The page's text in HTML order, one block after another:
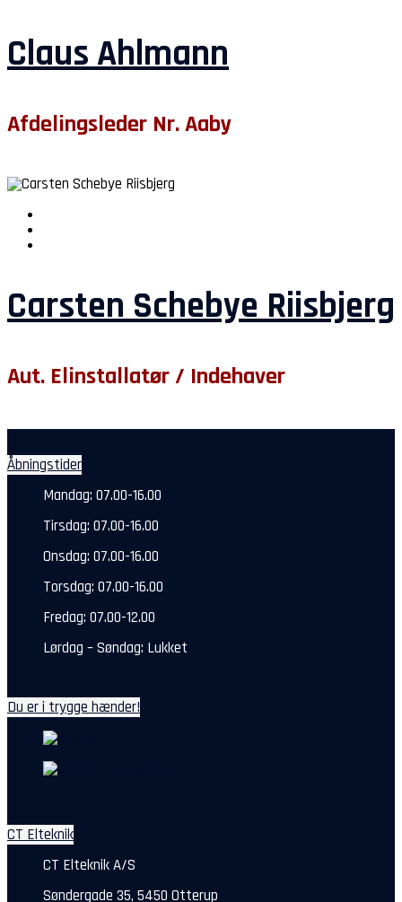
Claus Ahlmann
Afdelingsleder Nr. Aaby
Carsten Schebye Riisbjerg
Aut. Elinstallatør / Indehaver
Åbningstider
Mandag: 07.00-16.00
Tirsdag: 07.00-16.00
Onsdag: 07.00-16.00
Torsdag: 07.00-16.00
Fredag: 07.00-12.00
Lørdag – Søndag: Lukket
Du er i trygge hænder!
CT Elteknik
CT Elteknik A/S
Søndergade 35, 5450 Otterup